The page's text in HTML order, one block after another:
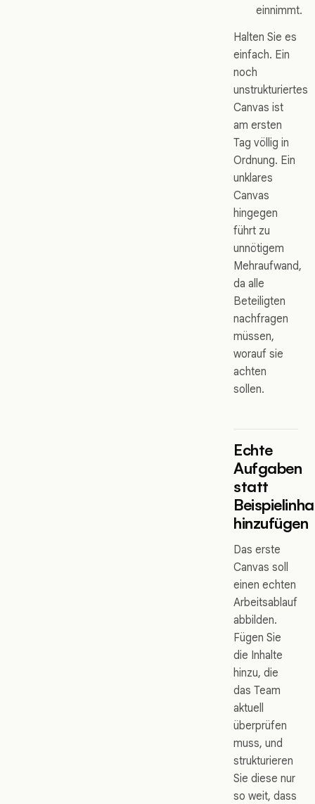
einnimmt.
Halten Sie es
einfach. Ein
noch
unstrukturiertes
Canvas ist
am ersten
Tag völlig in
Ordnung. Ein
unklares
Canvas
hingegen
führt zu
unnötigem
Mehraufwand,
da alle
Beteiligten
nachfragen
müssen,
worauf sie
achten
sollen.
Echte
Aufgaben
statt
hinzufügen
Das erste
Canvas soll
einen echten
Arbeitsablauf
abbilden.
Fügen Sie
die Inhalte
hinzu, die
das Team
aktuell
überprüfen
muss, und
strukturieren
Sie diese nur
so weit, dass